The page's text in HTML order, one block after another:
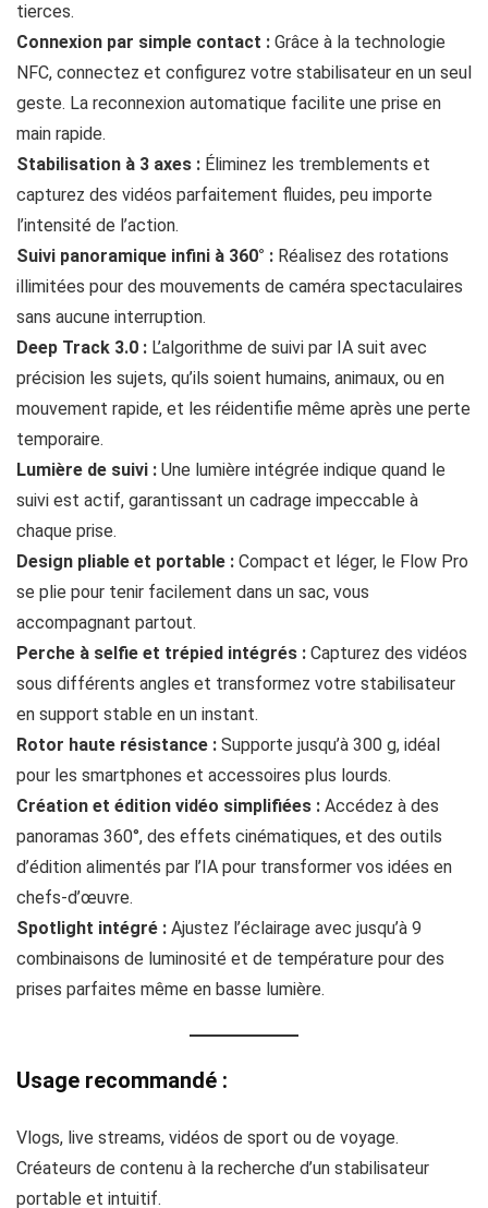
tierces.
Connexion par simple contact : Grâce à la technologie
NFC, connectez et configurez votre stabilisateur en un seul
geste. La reconnexion automatique facilite une prise en
main rapide.
Stabilisation à 3 axes : Éliminez les tremblements et
capturez des vidéos parfaitement fluides, peu importe
l’intensité de l’action.
Suivi panoramique infini à 360° : Réalisez des rotations
illimitées pour des mouvements de caméra spectaculaires
sans aucune interruption.
Deep Track 3.0 : L’algorithme de suivi par IA suit avec
précision les sujets, qu’ils soient humains, animaux, ou en
mouvement rapide, et les réidentifie même après une perte
temporaire.
Lumière de suivi : Une lumière intégrée indique quand le
suivi est actif, garantissant un cadrage impeccable à
chaque prise.
Design pliable et portable : Compact et léger, le Flow Pro
se plie pour tenir facilement dans un sac, vous
accompagnant partout.
Perche à selfie et trépied intégrés : Capturez des vidéos
sous différents angles et transformez votre stabilisateur
en support stable en un instant.
Rotor haute résistance : Supporte jusqu’à 300 g, idéal
pour les smartphones et accessoires plus lourds.
Création et édition vidéo simplifiées : Accédez à des
panoramas 360°, des effets cinématiques, et des outils
d’édition alimentés par l’IA pour transformer vos idées en
chefs-d’œuvre.
Spotlight intégré : Ajustez l’éclairage avec jusqu’à 9
combinaisons de luminosité et de température pour des
prises parfaites même en basse lumière.
Usage recommandé :
Vlogs, live streams, vidéos de sport ou de voyage.
Créateurs de contenu à la recherche d’un stabilisateur
portable et intuitif.